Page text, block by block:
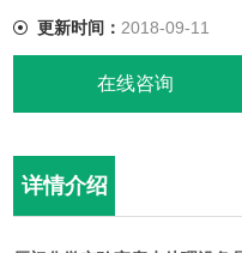
再利用。
更新时间： 2018-09-11
在线咨询
详情介绍